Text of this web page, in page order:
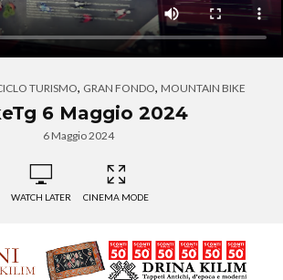
TURISMO, GRAN FONDO, MOUNTAIN BIKE
6 Maggio 2024
6 Maggio 2024
WATCH LATER CINEMA MODE